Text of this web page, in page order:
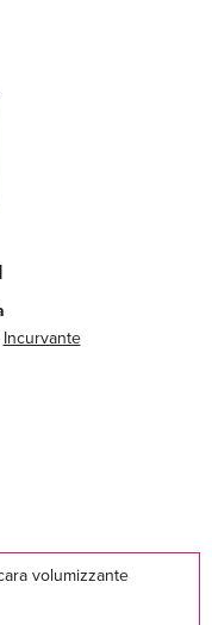
Incurvante
volumizzante